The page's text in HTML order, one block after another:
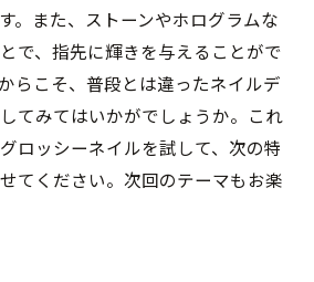
。また、ストーンやホログラムな
で、指先に輝きを与えることがで
らこそ、普段とは違ったネイルデ
てみてはいかがでしょうか。これ
ロッシーネイルを試して、次の特
てください。次回のテーマもお楽